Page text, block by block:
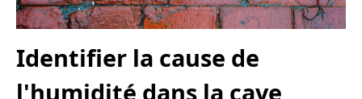
Identifier la cause de
l'humidité dans la cave